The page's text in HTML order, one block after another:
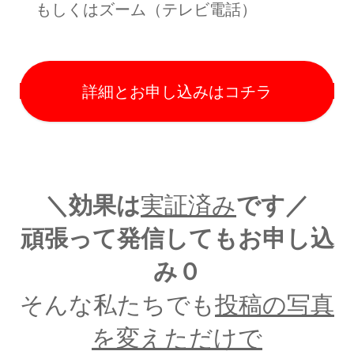
もしくはズーム（テレビ電話）
詳細とお申し込みはコチラ
＼効果は実証済みです／
頑張って発信してもお申し込
み０
そんな私たちでも投稿の写真
を変えただけで